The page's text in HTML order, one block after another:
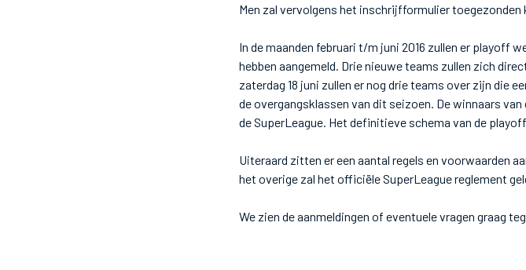
Men zal vervolgens het inschrijfformulier toegezonden
In de maanden februari t/m juni 2016 zullen er playoff
hebben aangemeld. Drie nieuwe teams zullen zich
zaterdag 18 juni zullen er nog drie teams over zijn die
de overgangsklassen van dit seizoen. De winnaars
de SuperLeague. Het definitieve schema van de
Uiteraard zitten er een aantal regels en voorwaarden
het overige zal het officiële SuperLeague reglement
We zien de aanmeldingen of eventuele vragen graag